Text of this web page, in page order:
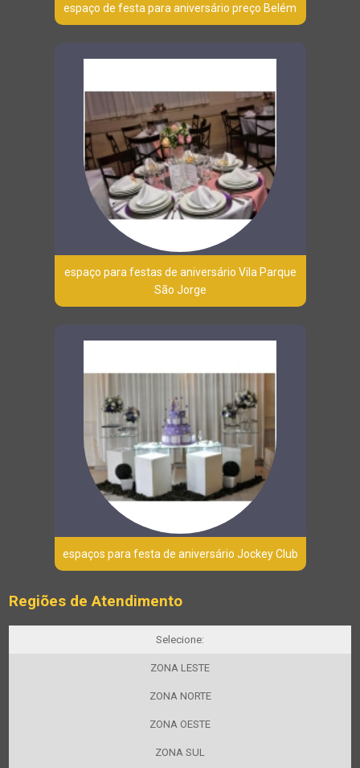
espaço de festa para aniversário preço Belém
espaço para festas de aniversário Vila Parque
São Jorge
espaços para festa de aniversário Jockey Club
Regiões de Atendimento
Selecione:
ZONA LESTE
ZONA NORTE
ZONA OESTE
ZONA SUL